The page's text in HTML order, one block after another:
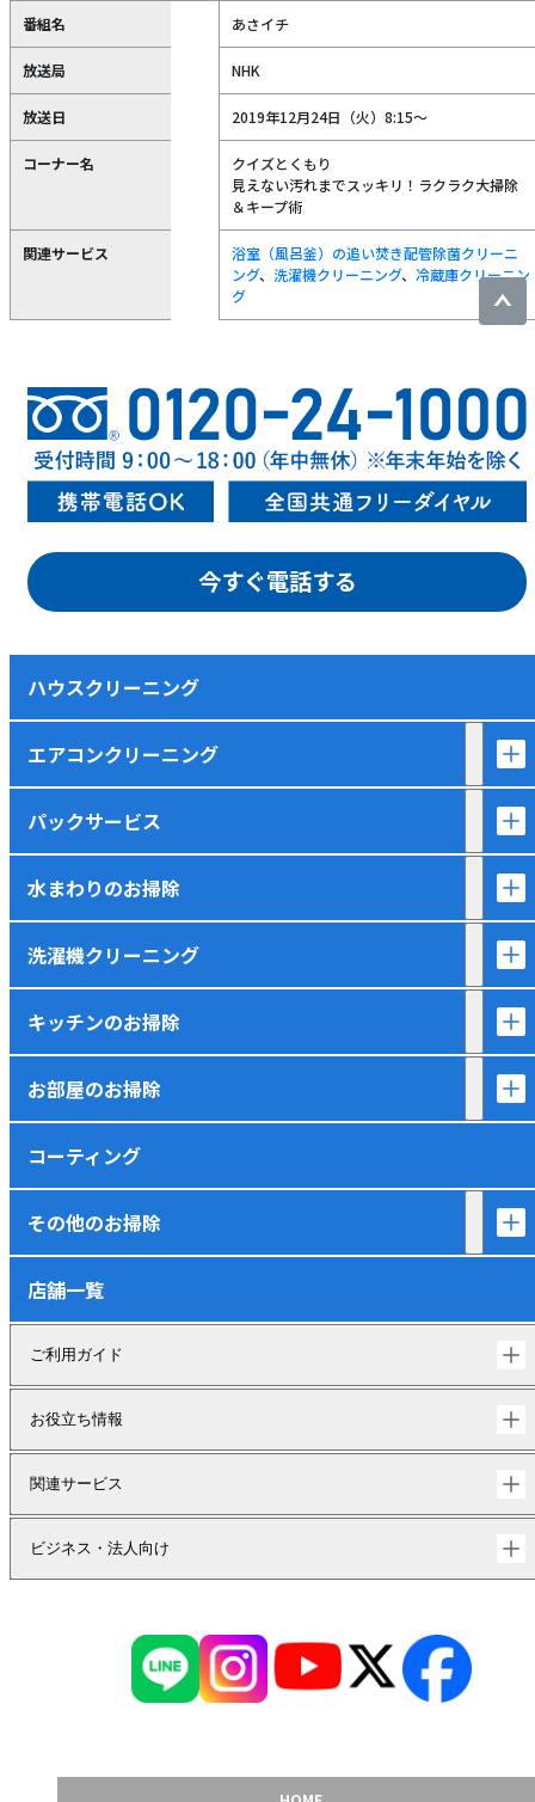
番組名 あさイチ
放送局 NHK
放送日 2019年12月24日（火）8:15～
コーナー名
クイズとくもり
見えない汚れまでスッキリ！ラクラク大掃除
＆キープ術
関連サービス
浴室（風呂釜）の追い焚き配管除菌クリーニ
ング、 洗濯機クリーニング、 冷蔵庫クリーニン
グ
今すぐ電話する
ハウスクリーニング
エアコンクリーニング
パックサービス
水まわりのお掃除
洗濯機クリーニング
キッチンのお掃除
お部屋のお掃除
コーティング
その他のお掃除
店舗一覧
ご利用ガイド
お役立ち情報
関連サービス
ビジネス・法人向け